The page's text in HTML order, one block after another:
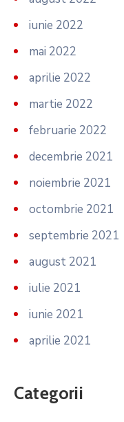
iunie 2022
mai 2022
aprilie 2022
martie 2022
februarie 2022
decembrie 2021
noiembrie 2021
octombrie 2021
septembrie 2021
august 2021
iulie 2021
iunie 2021
aprilie 2021
Categorii